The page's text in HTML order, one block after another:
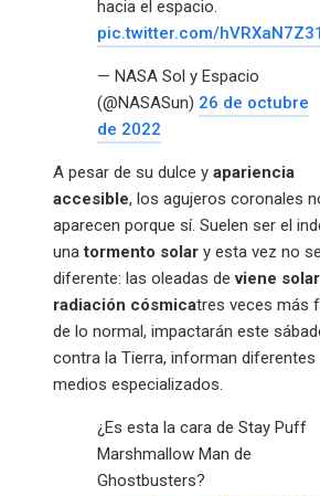
hacia el espacio.
pic.twitter.com/hVRXaN7Z31
— NASA Sol y Espacio
(@NASASun) 26 de octubre
de 2022
A pesar de su dulce y apariencia
accesible, los agujeros coronales
aparecen porque sí. Suelen ser el
unatormento solar y esta vez no
diferente: las oleadas deviene solar
radiación cósmicatres veces más
de lo normal, impactarán este
contra la Tierra, informan diferentes
medios especializados.
¿Es esta la cara de Stay Puff
Marshmallow Man de
Ghostbusters?